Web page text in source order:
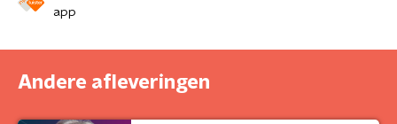
app
Andere afleveringen